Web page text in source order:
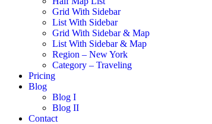
Grid With Sidebar
List With Sidebar
Grid With Sidebar & Map
List With Sidebar & Map
Region – New York
Category – Traveling
Pricing
Blog
Blog I
Blog II
Contact